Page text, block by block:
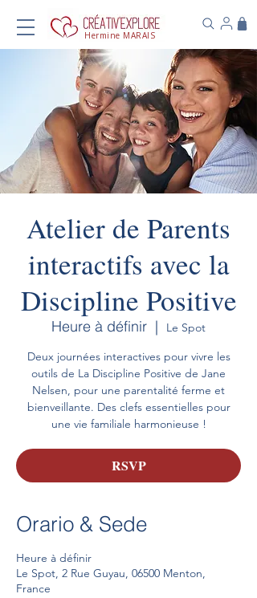
Hermine MARAIS
Atelier de Parents
interactifs avec la
Discipline Positive
Heure à définir
  |
Le Spot
Deux journées interactives pour vivre les
outils de La Discipline Positive de Jane
Nelsen, pour une parentalité ferme et
bienveillante. Des clefs essentielles pour
une vie familiale harmonieuse !
RSVP
Orario & Sede
Heure à définir
Le Spot, 2 Rue Guyau, 06500 Menton,
France